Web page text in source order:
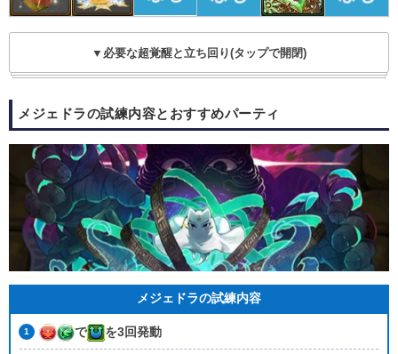
▼必要な超覚醒と立ち回り(タップで開閉)
メジェドラの試練内容とおすすめパーティ
メジェドラの試練内容
で を3回発動